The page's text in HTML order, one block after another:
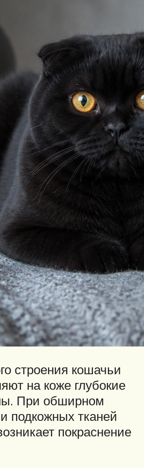
строения кошачьи
на коже глубокие
При обширном
подкожных тканей
покраснение